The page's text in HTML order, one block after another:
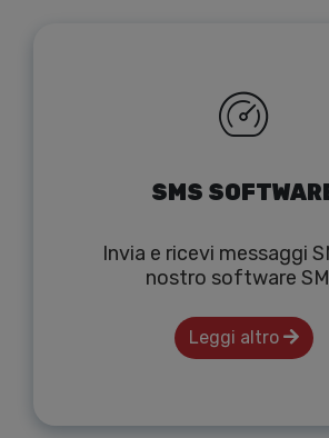
SMS
Invia e ricevi messaggi
nostro software
Leggi altro